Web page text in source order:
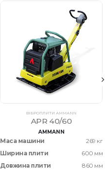
ВІБРОПЛИТИ AMMANN
APR 40/60
AMMANN
Маса машини
269 кг
Ширина плити
600 мм
Довжина плити
860 мм